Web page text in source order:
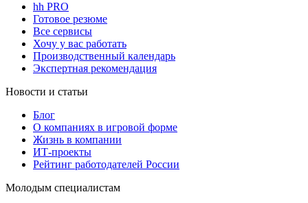
hh PRO
Готовое резюме
Все сервисы
Хочу у вас работать
Производственный календарь
Экспертная рекомендация
Новости и статьи
Блог
О компаниях в игровой форме
Жизнь в компании
ИТ-проекты
Рейтинг работодателей России
Молодым специалистам